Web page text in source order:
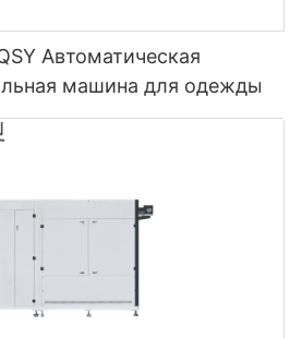
Автоматическая
машина для одежды